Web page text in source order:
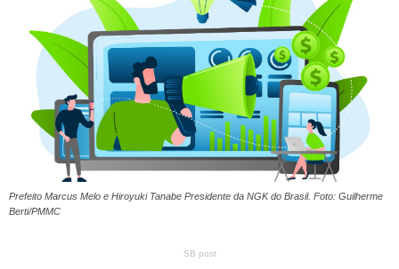
Prefeito Marcus Melo e Hiroyuki Tanabe Presidente da NGK do Brasil. Foto: Guilherme
Berti/PMMC
SB post